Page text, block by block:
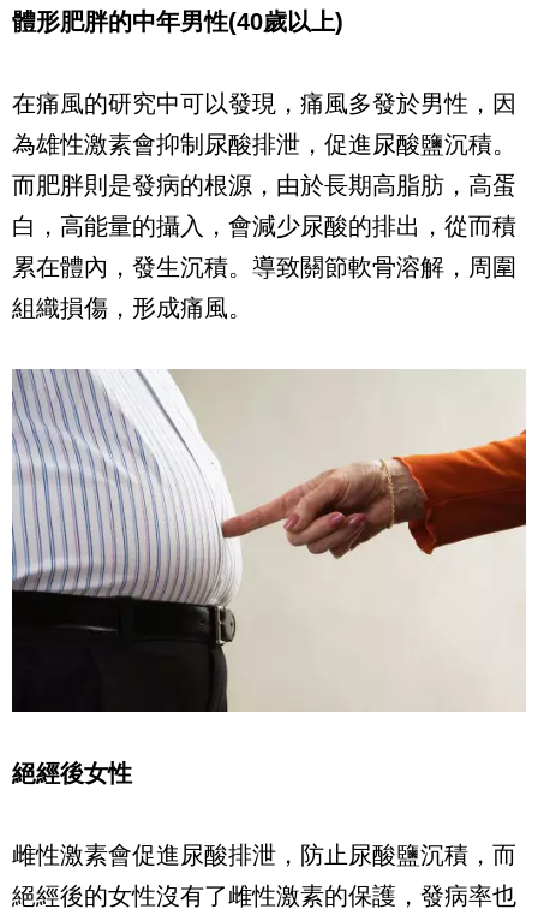
體形肥胖的中年男性(40歲以上)
在痛風的研究中可以發現，痛風多發於男性，因
為雄性激素會抑制尿酸排泄，促進尿酸鹽沉積。
而肥胖則是發病的根源，由於長期高脂肪，高蛋
白，高能量的攝入，會減少尿酸的排出，從而積
累在體內，發生沉積。導致關節軟骨溶解，周圍
組織損傷，形成痛風。
絕經後女性
雌性激素會促進尿酸排泄，防止尿酸鹽沉積，而
絕經後的女性沒有了雌性激素的保護，發病率也